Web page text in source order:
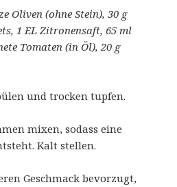
Oliven (ohne Stein), 30 g
1 EL Zitronensaft, 65 ml
Tomaten (in Öl), 20 g
und trocken tupfen.
mixen, sodass eine
Kalt stellen.
Geschmack bevorzugt,